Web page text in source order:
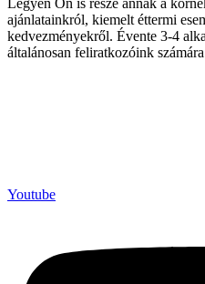
Legyen Ön is része annak a
ajánlatainkról, kiemelt éttermi
kedvezményekről. Évente 3-4
általánosan feliratkozóink
Youtube